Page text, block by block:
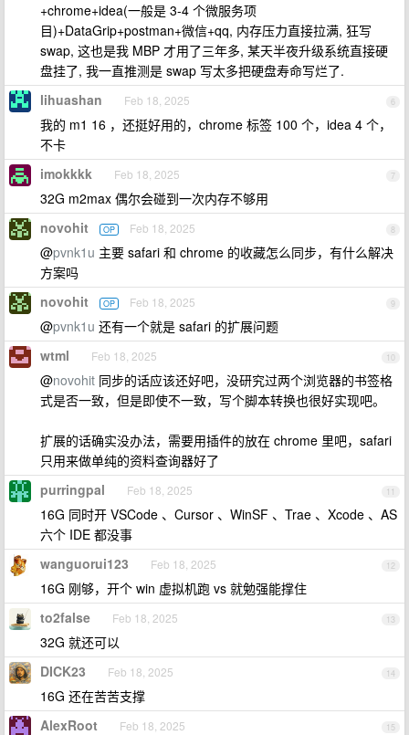
+chrome+idea(一般是 3-4 个微服务项
目)+DataGrip+postman+微信+qq, 内存压力直接拉满, 狂写
swap, 这也是我 MBP 才用了三年多, 某天半夜升级系统直接硬
盘挂了, 我一直推测是 swap 写太多把硬盘寿命写烂了.
6
lihuashan Feb 18, 2025
我的 m1 16 ，还挺好用的，chrome 标签 100 个，idea 4 个，
不卡
7
imokkkk Feb 18, 2025
32G m2max 偶尔会碰到一次内存不够用
8
novohit OP Feb 18, 2025
@pvnk1u 主要 safari 和 chrome 的收藏怎么同步，有什么解决
方案吗
9
novohit OP Feb 18, 2025
@pvnk1u 还有一个就是 safari 的扩展问题
10
wtml Feb 18, 2025
@novohit 同步的话应该还好吧，没研究过两个浏览器的书签格
式是否一致，但是即使不一致，写个脚本转换也很好实现吧。
扩展的话确实没办法，需要用插件的放在 chrome 里吧，safari
只用来做单纯的资料查询器好了
11
purringpal Feb 18, 2025
16G 同时开 VSCode 、Cursor 、WinSF 、Trae 、Xcode 、AS
六个 IDE 都没事
12
wanguorui123 Feb 18, 2025
16G 刚够，开个 win 虚拟机跑 vs 就勉强能撑住
13
to2false Feb 18, 2025
32G 就还可以
14
DICK23 Feb 18, 2025
16G 还在苦苦支撑
15
AlexRoot Feb 18, 2025